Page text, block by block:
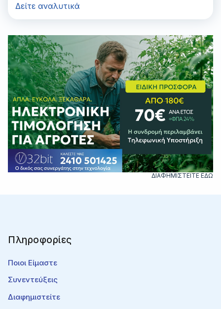
Δείτε αναλυτικά
ΔΙΑΦΗΜΙΣΤΕΙΤΕ ΕΔΩ
Πληροφορίες
Ποιοι Είμαστε
Συνεντεύξεις
Διαφημιστείτε